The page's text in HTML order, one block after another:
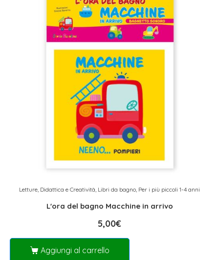
Letture, Didattica e Creatività Libri da bagno Per i più piccoli 1-4 anni
L'ora del bagno Macchine in arrivo
5,00€
Aggiungi al carrello